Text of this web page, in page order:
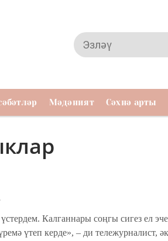
Мәдәният Сәхнә арты
Калган­нары соңгы сигез ел
үтеп керде», – ди тележурналист,